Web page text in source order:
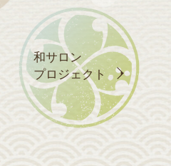
和サロン
プロジェクト